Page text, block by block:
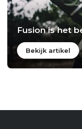
Fusion is het
Bekijk artikel